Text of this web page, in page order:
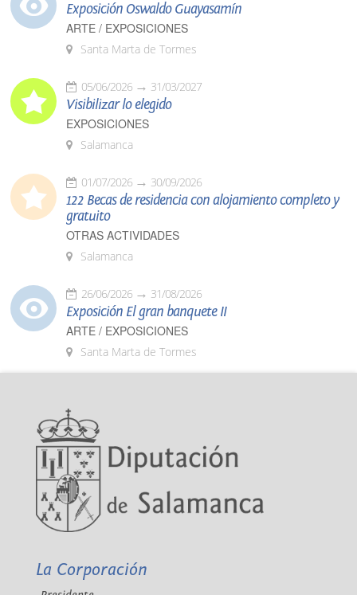
Exposición Oswaldo Guayasamín
ARTE / EXPOSICIONES
Santa Marta de Tormes
05/06/2026 31/03/2027
Visibilizar lo elegido
EXPOSICIONES
Salamanca
01/07/2026 30/09/2026
122 Becas de residencia con alojamiento completo y
gratuito
OTRAS ACTIVIDADES
Salamanca
26/06/2026 31/08/2026
Exposición El gran banquete II
ARTE / EXPOSICIONES
Santa Marta de Tormes
La Corporación